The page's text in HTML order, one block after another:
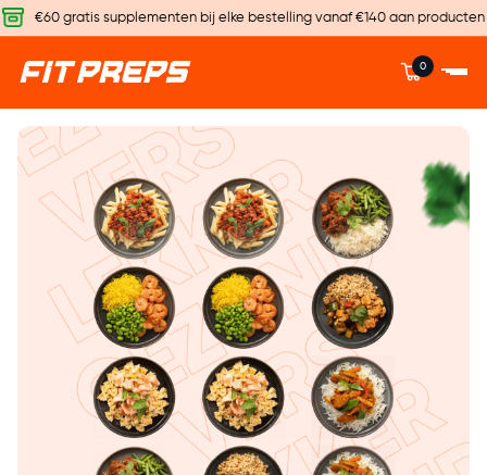
€60 gratis supplementen bij elke bestelling vanaf €140 aan producten
0